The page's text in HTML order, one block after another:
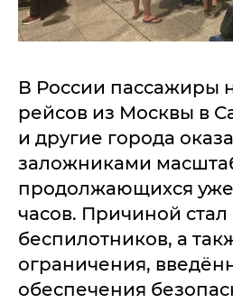
В России пассажиры
рейсов из Москвы в
и другие города
заложниками
продолжающихся уже
часов. Причиной стал
беспилотников, а
ограничения,
обеспечения